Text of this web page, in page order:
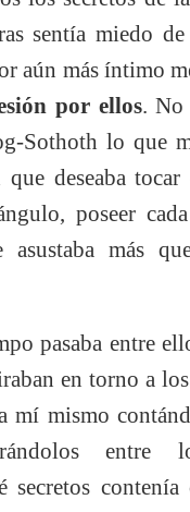
sentía miedo
aún más íntimo
por ellos. No
Sothoth lo que
deseaba tocar
poseer
asustaba más
pasaba entre
en torno a
mí mismo
entre
secretos contenía